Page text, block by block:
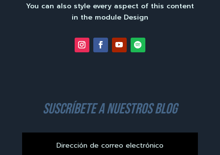
You can also style every aspect of this content
in the module Design
suscríbete a nuestros blog